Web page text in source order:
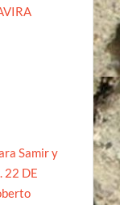
Samir y
22 DE